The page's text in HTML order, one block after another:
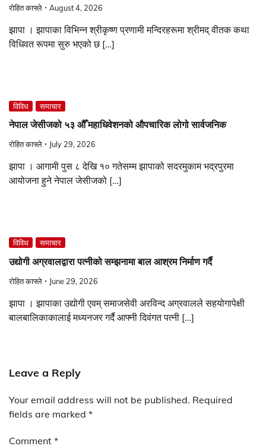
रोहित काफ्ले August 4, 2026
झापा । झापाका विभिन्न श्रीकृष्ण प्रणामी मन्दिरहरूमा श्रीमद् वीतक कथा
विधिवत रूपमा सुरु भएको छ […]
विविध समाचार
नेपाल जेसीजको ५३ औँ महाधिवेशनको औपचारिक लोगो सार्वजनिक
रोहित काफ्ले July 29, 2026
झापा । आगामी पुस ८ देखि १० गतेसम्म झापाको सदरमुकाम भद्रपुरमा
आयोजना हुने नेपाल जेसीजको […]
विविध समाचार
उद्योगी अग्रवालद्वारा पत्नीको सम्झनामा बाल आश्रम निर्माण गर्दै
रोहित काफ्ले June 29, 2026
झापा । झापाका उद्योगी एवम् समाजसेवी अरविन्द अग्रवालले सहयोगापेक्षी
बालबालिकाकालाई मध्यनजर गर्दै आफ्नी दिवंगत पत्नी […]
Leave a Reply
Your email address will not be published. Required
fields are marked *
Comment *